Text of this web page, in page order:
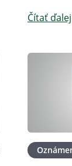
Čítať ďalej